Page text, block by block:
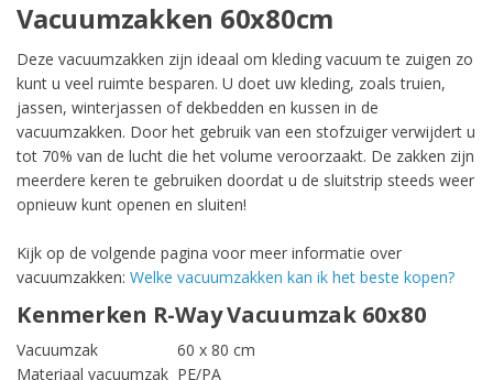
Vacuumzakken 60x80cm
Deze vacuumzakken zijn ideaal om kleding vacuum te zuigen zo
kunt u veel ruimte besparen. U doet uw kleding, zoals truien,
jassen, winterjassen of dekbedden en kussen in de
vacuumzakken. Door het gebruik van een stofzuiger verwijdert u
tot 70% van de lucht die het volume veroorzaakt. De zakken zijn
meerdere keren te gebruiken doordat u de sluitstrip steeds weer
opnieuw kunt openen en sluiten!
Kijk op de volgende pagina voor meer informatie over
vacuumzakken: Welke vacuumzakken kan ik het beste kopen?
Kenmerken R-Way Vacuumzak 60x80
Vacuumzak
60 x 80 cm
Materiaal vacuumzak PE/PA